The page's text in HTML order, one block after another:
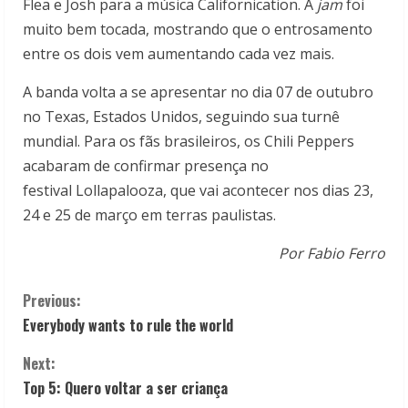
Flea e Josh para a música Californication. A jamfoi
muito bem tocada, mostrando que o entrosamento
entre os dois vem aumentando cada vez mais.
A banda volta a se apresentar no dia 07 de outubro
no Texas, Estados Unidos, seguindo sua turnê
mundial. Para os fãs brasileiros, os Chili Peppers
acabaram de confirmar presença no
festival Lollapalooza, que vai acontecer nos dias 23,
24 e 25 de março em terras paulistas.
Por Fabio Ferro
C
o
n
Previous:
Everybody wants to rule the world
Next:
Top 5: Quero voltar a ser criança